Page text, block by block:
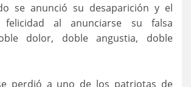
se anunció su desaparición y el
al anunciarse su falsa
dolor, doble angustia, doble
perdió a uno de los patriotas de